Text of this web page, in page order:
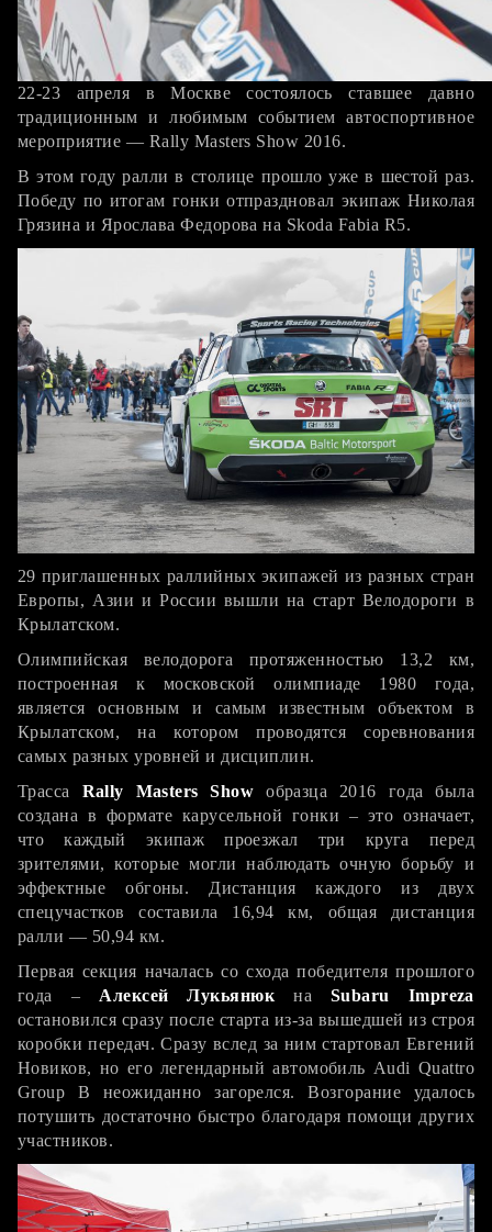
22-23 апреля в Москве состоялось ставшее давно
традиционным и любимым событием автоспортивное
мероприятие — Rally Masters Show 2016.
В этом году ралли в столице прошло уже в шестой раз.
Победу по итогам гонки отпраздновал экипаж Николая
Грязина и Ярослава Федорова на Skoda Fabia R5.
29 приглашенных раллийных экипажей из разных стран
Европы, Азии и России вышли на старт Велодороги в
Крылатском.
Олимпийская велодорога протяженностью 13,2 км,
построенная к московской олимпиаде 1980 года,
является основным и самым известным объектом в
Крылатском, на котором проводятся соревнования
самых разных уровней и дисциплин.
Трасса Rally Masters Show образца 2016 года была
создана в формате карусельной гонки – это означает,
что каждый экипаж проезжал три круга перед
зрителями, которые могли наблюдать очную борьбу и
эффектные обгоны. Дистанция каждого из двух
спецучастков составила 16,94 км, общая дистанция
ралли — 50,94 км.
Первая секция началась со схода победителя прошлого
года –Алексей Лукьянюкна Subaru Impreza
остановился сразу после старта из-за вышедшей из строя
коробки передач. Сразу вслед за ним стартовал Евгений
Новиков, но его легендарный автомобиль Audi Quattro
Group В неожиданно загорелся. Возгорание удалось
потушить достаточно быстро благодаря помощи других
участников.